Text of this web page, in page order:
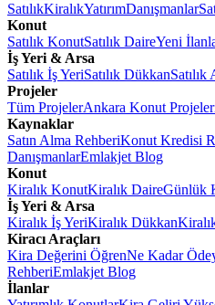
SatılıkKiralıkYatırımDanışmanlar
Konut
Satılık KonutSatılık DaireYeni
İş Yeri & Arsa
Satılık İş YeriSatılık DükkanSatılık
Projeler
Tüm ProjelerAnkara Konut
Kaynaklar
Satın Alma RehberiKonut Kredisi
DanışmanlarEmlakjet Blog
Konut
Kiralık KonutKiralık DaireGünlük
İş Yeri & Arsa
Kiralık İş YeriKiralık Dükkan
Kiracı Araçları
Kira Değerini ÖğrenNe Kadar
RehberiEmlakjet Blog
İlanlar